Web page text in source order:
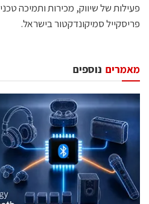
פעילות של שיווק, מכירות ותמיכה
פריסקייל סמיקונדקטור בישראל.
נוספים מאמרים